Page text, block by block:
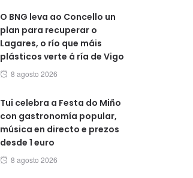
O BNG leva ao Concello un
plan para recuperar o
Lagares, o río que máis
plásticos verte á ría de Vigo
Posted
8 agosto 2026
Tui celebra a Festa do Miño
con gastronomía popular,
música en directo e prezos
desde 1 euro
Posted
8 agosto 2026